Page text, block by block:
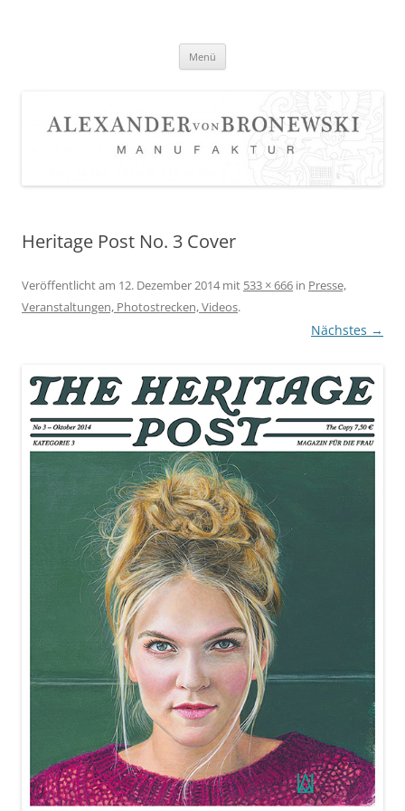
Menü
Heritage Post No. 3 Cover
Veröffentlicht am 12. Dezember 2014mit 533 × 666 in Presse,
Veranstaltungen, Photostrecken, Videos.
Nächstes →